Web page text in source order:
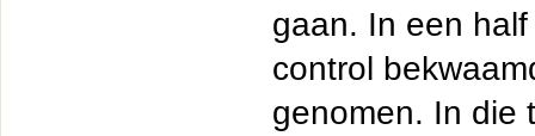
gaan. In een
control
genomen. In die